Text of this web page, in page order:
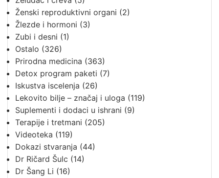
Ženski reproduktivni organi (2)
Žlezde i hormoni (3)
Zubi i desni (1)
Ostalo (326)
Prirodna medicina (363)
Detox program paketi (7)
Iskustva iscelenja (26)
Lekovito bilje – značaj i uloga (119)
Suplementi i dodaci u ishrani (9)
Terapije i tretmani (205)
Videoteka (119)
Dokazi stvaranja (44)
Dr Ričard Šulc (14)
Dr Šang Li (16)